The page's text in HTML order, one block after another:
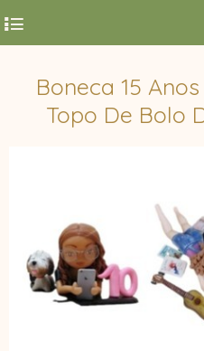
4
Boneca 15
Topo De Bolo